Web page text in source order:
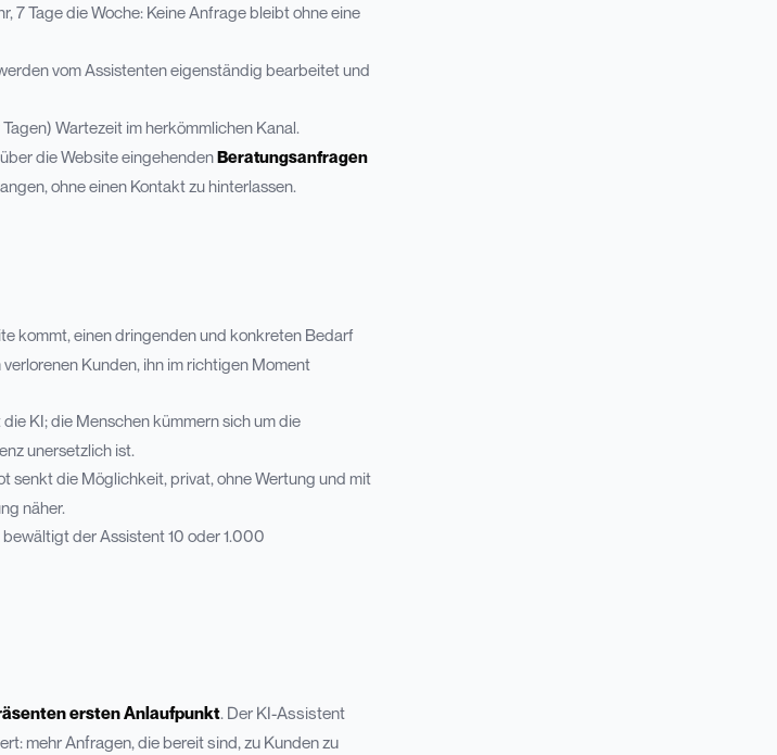
7 Tage die Woche: Keine Anfrage bleibt ohne eine
vom Assistenten eigenständig bearbeitet und
Wartezeit im herkömmlichen Kanal.
die Website eingehendenBeratungsanfragen
ohne einen Kontakt zu hinterlassen.
kommt, einen dringenden und konkreten Bedarf
Kunden, ihn im richtigen Moment
KI; die Menschen kümmern sich um die
unersetzlich ist.
senkt die Möglichkeit, privat, ohne Wertung und mit
näher.
der Assistent 10 oder 1.000
ersten Anlaufpunkt. Der KI-Assistent
mehr Anfragen, die bereit sind, zu Kunden zu